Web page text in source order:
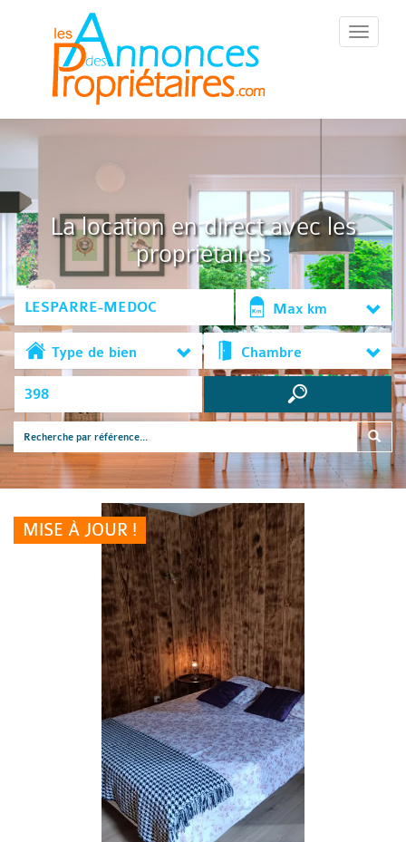
::Menu::
La location en direct avec les
propriétaires
Max km
Type de bien Chambre
MISE À JOUR !